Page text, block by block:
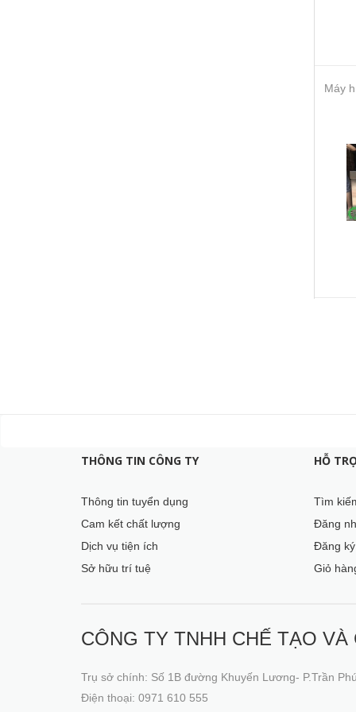
Máy
THÔNG TIN CÔNG TY
Thông tin tuyển dụng
Cam kết chất lượng
Dịch vụ tiện ích
Sở hữu trí tuệ
HỖ
Tìm
Đăng
Đăng ký
Giỏ
CÔNG TY TNHH CHẾ TẠO
Trụ sở chính: Số 1B đường Khuyến Lương- P.Trần
Điện thoại: 0971 610 555